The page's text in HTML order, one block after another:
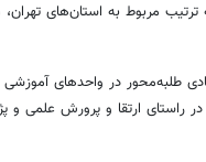
مربوط به استان‌های
طلبه‌محور در واحدهای
راستای ارتقا و پرورش علمی و